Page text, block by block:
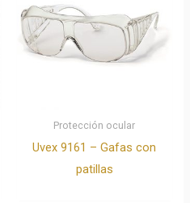
Protección ocular
Uvex 9161 – Gafas con
patillas